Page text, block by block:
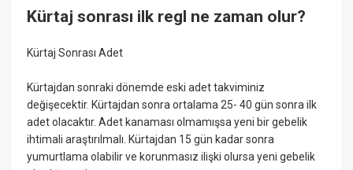
Kürtaj sonrası ilk regl ne zaman olur?
Kürtaj Sonrası Adet
Kürtajdan sonraki dönemde eski adet takviminiz
değişecektir. Kürtajdan sonra ortalama 25- 40 gün sonra ilk
adet olacaktır. Adet kanaması olmamışsa yeni bir gebelik
ihtimali araştırılmalı. Kürtajdan 15 gün kadar sonra
yumurtlama olabilir ve korunmasız ilişki olursa yeni gebelik